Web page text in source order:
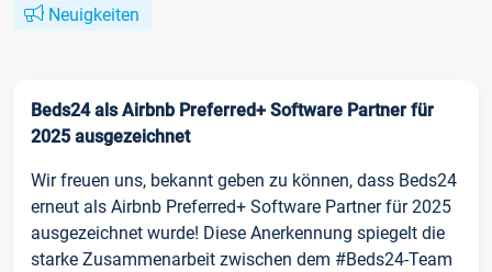
Neuigkeiten
Beds24 als Airbnb Preferred+ Software Partner für
2025 ausgezeichnet
Wir freuen uns, bekannt geben zu können, dass Beds24
erneut als Airbnb Preferred+ Software Partner für 2025
ausgezeichnet wurde! Diese Anerkennung spiegelt die
starke Zusammenarbeit zwischen dem #Beds24-Team